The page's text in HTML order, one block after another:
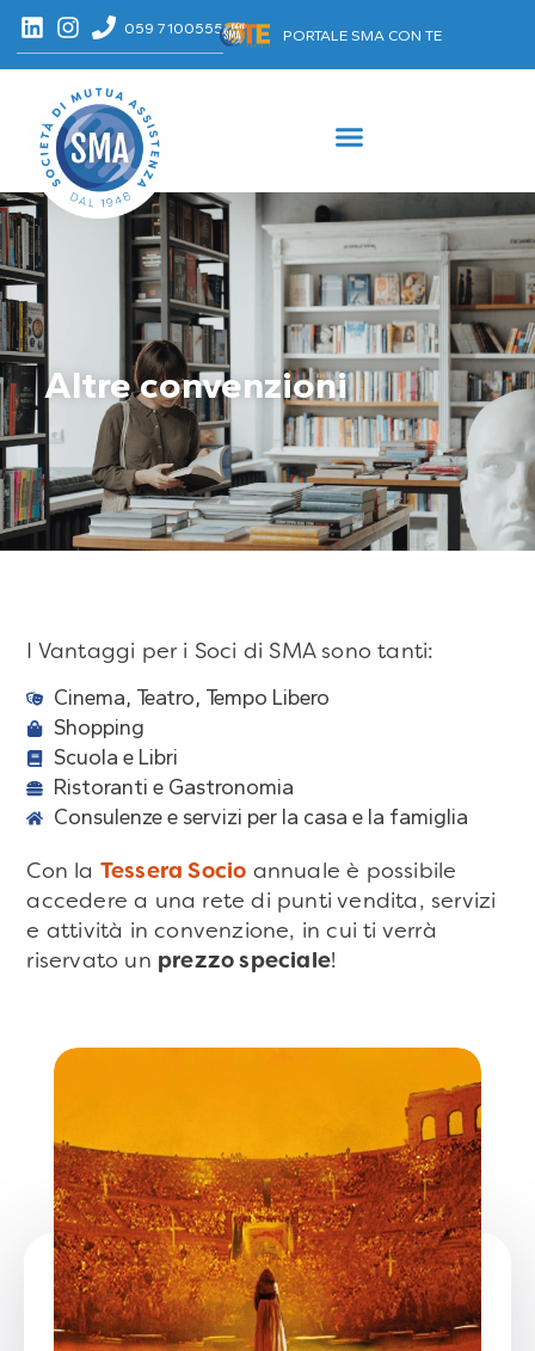
059 7100555 PORTALE SMA CON TE
Altre convenzioni
I Vantaggi per i Soci di SMA sono tanti:
Cinema, Teatro, Tempo Libero
Shopping
Scuola e Libri
Ristoranti e Gastronomia
Consulenze e servizi per la casa e la famiglia
Con la Tessera Socio annuale è possibile
accedere a una rete di punti vendita, servizi
e attività in convenzione, in cui ti verrà
riservato un prezzo speciale!